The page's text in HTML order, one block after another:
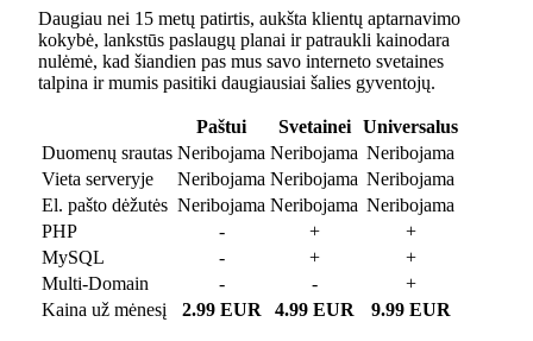
Daugiau nei 15 metų patirtis, aukšta klientų aptarnavimo
kokybė, lankstūs paslaugų planai ir patraukli kainodara
nulėmė, kad šiandien pas mus savo interneto svetaines
talpina ir mumis pasitiki daugiausiai šalies gyventojų.
Paštui Svetainei
Universalus
Duomenų srautas Neribojama Neribojama Neribojama
Vieta serveryje
Neribojama Neribojama Neribojama
El. pašto dėžutės Neribojama Neribojama Neribojama
PHP
- +
+
MySQL
- +
+
Multi-Domain
- -
+
Kaina už mėnesį
2.99 EUR 4.99 EUR 9.99 EUR